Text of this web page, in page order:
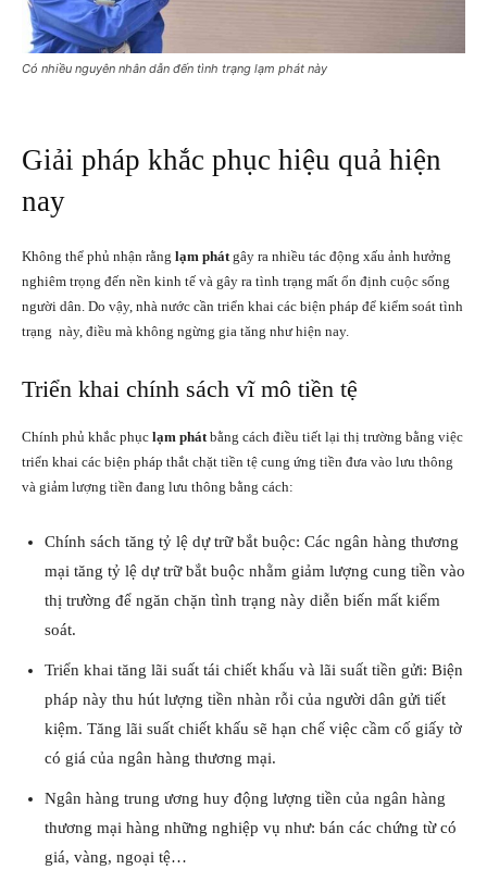
Có nhiều nguyên nhân dẫn đến tình trạng lạm phát này
Giải pháp khắc phục hiệu quả hiện
nay
Không thể phủ nhận rằng lạm phátgây ra nhiều tác động xấu ảnh hưởng
nghiêm trọng đến nền kinh tế và gây ra tình trạng mất ổn định cuộc sống
người dân. Do vậy, nhà nước cần triển khai các biện pháp để kiểm soát tình
trạng này, điều mà không ngừng gia tăng như hiện nay.
Triển khai chính sách vĩ mô tiền tệ
Chính phủ khắc phục lạm phátbằng cách điều tiết lại thị trường bằng việc
triển khai các biện pháp thắt chặt tiền tệ cung ứng tiền đưa vào lưu thông
và giảm lượng tiền đang lưu thông bằng cách:
Chính sách tăng tỷ lệ dự trữ bắt buộc: Các ngân hàng thương
mại tăng tỷ lệ dự trữ bắt buộc nhằm giảm lượng cung tiền vào
thị trường để ngăn chặn tình trạng này diễn biến mất kiểm
soát.
Triển khai tăng lãi suất tái chiết khấu và lãi suất tiền gửi: Biện
pháp này thu hút lượng tiền nhàn rỗi của người dân gửi tiết
kiệm. Tăng lãi suất chiết khấu sẽ hạn chế việc cầm cố giấy tờ
có giá của ngân hàng thương mại.
Ngân hàng trung ương huy động lượng tiền của ngân hàng
thương mại hàng những nghiệp vụ như: bán các chứng từ có
giá, vàng, ngoại tệ…